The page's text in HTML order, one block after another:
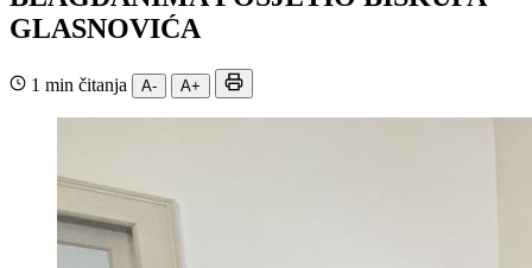
GLASNOVIĆA
1 min čitanja A- A+